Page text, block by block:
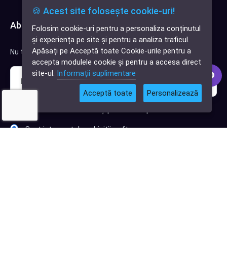
✕
Cauți o aplicație
software?
Abonează-te la newsletter
Nu trimitem spam, deci nu îți face griji.
Sunt interesat de achiziții software
🍪 Acest site folosește cookie-uri!
Folosim cookie-uri pentru a personaliza conținutul
și experiența pe site și pentru a analiza traficul.
Apăsați pe Acceptă toate Cookie-urile pentru a
accepta modulele cookie și pentru a accesa direct
site-ul. Informații suplimentare
Acceptă toate Personalizează